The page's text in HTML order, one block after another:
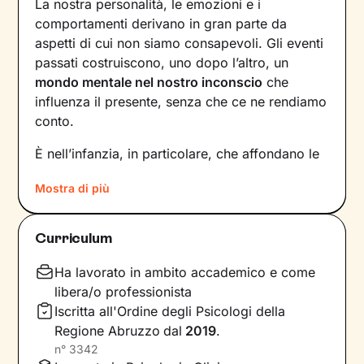
La nostra personalità, le emozioni e i
comportamenti derivano in gran parte da
aspetti di cui non siamo consapevoli. Gli eventi
passati costruiscono, uno dopo l’altro, un
mondo mentale nel nostro inconscio che
influenza il presente, senza che ce ne rendiamo
conto.
È nell’infanzia, in particolare, che affondano le
e agire: leesperienze vissute in famiglia
infatti, vengono apprese, memorizzate e
riproposte nelle relazioni successive.
che in età adulta si attivano in maniera
automatica - è la chiave per innescare il
cambiamento.
Conoscere noi stessi significa
Mostra di più
Curriculum
Ha lavorato in ambito accademico e come
libera/o professionista
Iscritta all'Ordine degli Psicologi della
Regione Abruzzo dal 2019.
n° 3342